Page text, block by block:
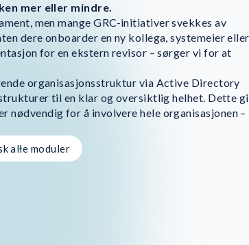
mer eller mindre.
men mange GRC-initiativer svekkes av
dere onboarder en ny kollega, systemeier eller
for en ekstern revisor – sørger vi for at
organisasjonsstruktur via Active Directory
til en klar og oversiktlig helhet. Dette
nødvendig for å involvere hele organisasjonen –
alle moduler